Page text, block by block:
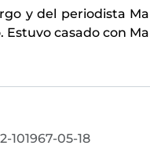
y del periodista
casado con
101967-05-18